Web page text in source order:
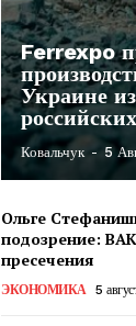
Ferrexpo
Украине
Ковальчук - 5
Ольге
подозрение:
пресечения
ЭКОНОМИКА 5